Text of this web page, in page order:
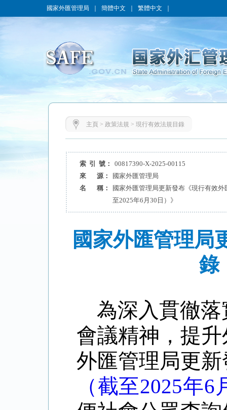
國家外匯管理局 簡體中文 繁體中文
主頁 > 政策法規 > 現行有效法規目錄
索 引 號：
00817390-X-2025-00115
來 源：
國家外匯管理局
名 稱：
國家外匯管理局更新發布《現行有效
至2025年6月30日）》
國家外匯管理局
錄
為深入貫徹
會議精神，提
外匯管理局更
（截至2025年